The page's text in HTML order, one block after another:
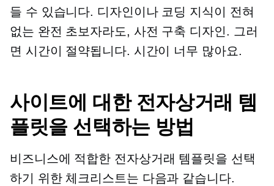
들 수 있습니다. 디자인이나 코딩 지식이 전혀
없는 완전 초보자라도, 사전 구축 디자인. 그러
면 시간이 절약됩니다. 시간이 너무 많아요.
사이트에 대한 전자상거래 템
플릿을 선택하는 방법
비즈니스에 적합한 전자상거래 템플릿을 선택
하기 위한 체크리스트는 다음과 같습니다.